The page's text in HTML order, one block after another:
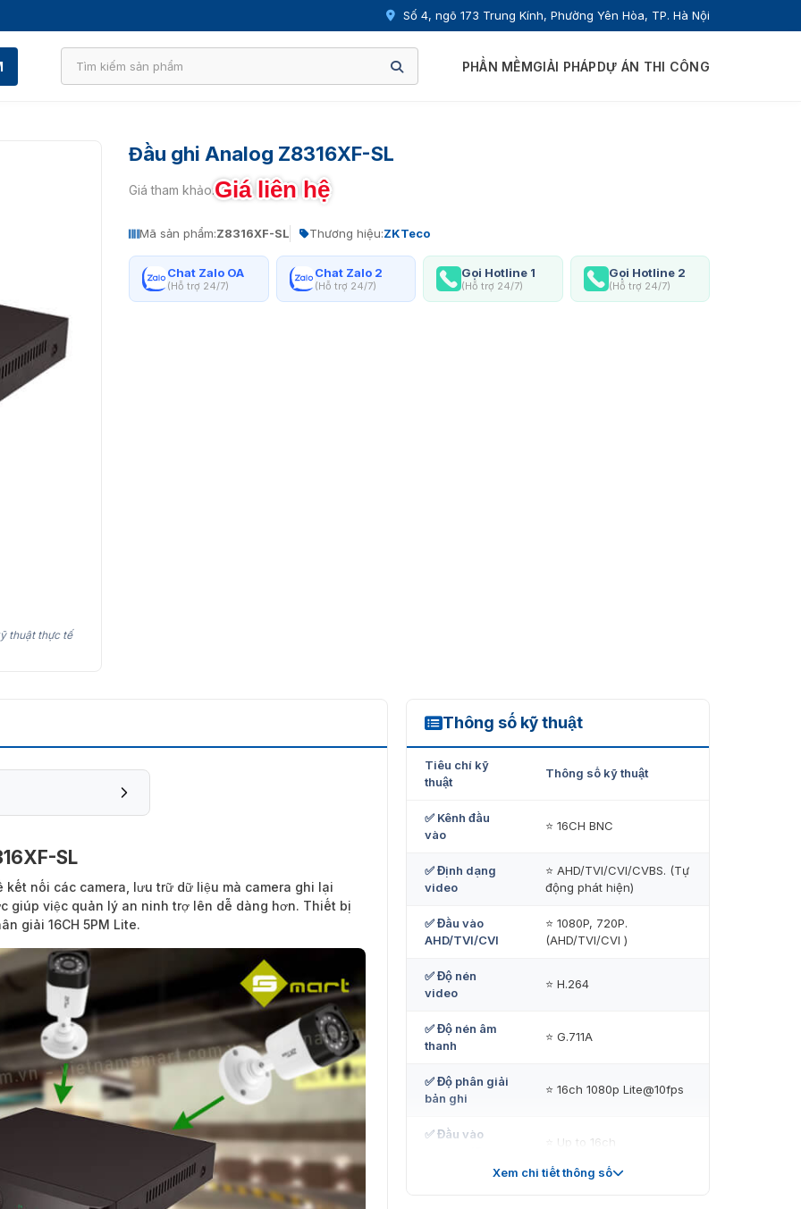
Số 4, ngõ 173 Trung Kính, Phường Yên Hòa, TP. Hà Nội
PHẦN MỀMGIẢI PHÁPDỰ ÁN THI CÔNG
thuật thực tế
Đầu ghi Analog Z8316XF-SL
Giá tham khảo:Giá liên hệ
Mã sản phẩm:Z8316XF-SL Thương hiệu:ZKTeco
Chat Zalo OA
(Hỗ trợ 24/7)
Chat Zalo 2
(Hỗ trợ 24/7)
Gọi Hotline 1
(Hỗ trợ 24/7)
Gọi Hotline 2
(Hỗ trợ 24/7)
Z8316XL-SL
SL
kết nối các camera, lưu trữ dữ liệu mà camera ghi lại
giúp việc quản lý an ninh trợ lên dễ dàng hơn. Thiết bị
giải 16CH 5PM Lite.
Thông số kỹ thuật
Z8316XF-SL
Tiêu chí kỹ
thuật
Thông số kỹ thuật
✅ Kênh đầu
vào
⭐ 16CH BNC
✅ Định dạng
video
⭐ AHD/TVI/CVI/CVBS. (Tự
động phát hiện)
✅ Đầu vào
AHD/TVI/CVI
⭐ 1080P, 720P.
(AHD/TVI/CVI )
✅ Độ nén
video
⭐ H.264
✅ Độ nén âm
thanh
⭐ G.711A
✅ Độ phân giải
bản ghi
⭐ 16ch 1080p Lite@10fps
✅ Đầu vào
⭐ Up to 16ch
Xem chi tiết thông số